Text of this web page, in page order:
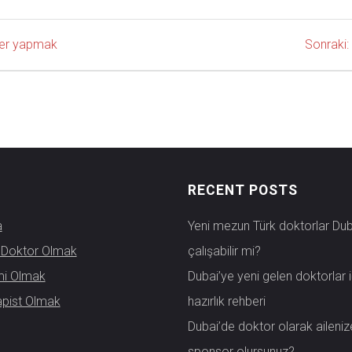
yapmak Sonraki:
Doktor Olmak
Olmak
Olmak
RECENT POSTS
Yeni mezun Türk doktorlar
çalışabilir mi?
Dubai’ye yeni gelen doktorlar
hazırlık rehberi
Dubai’de doktor olarak